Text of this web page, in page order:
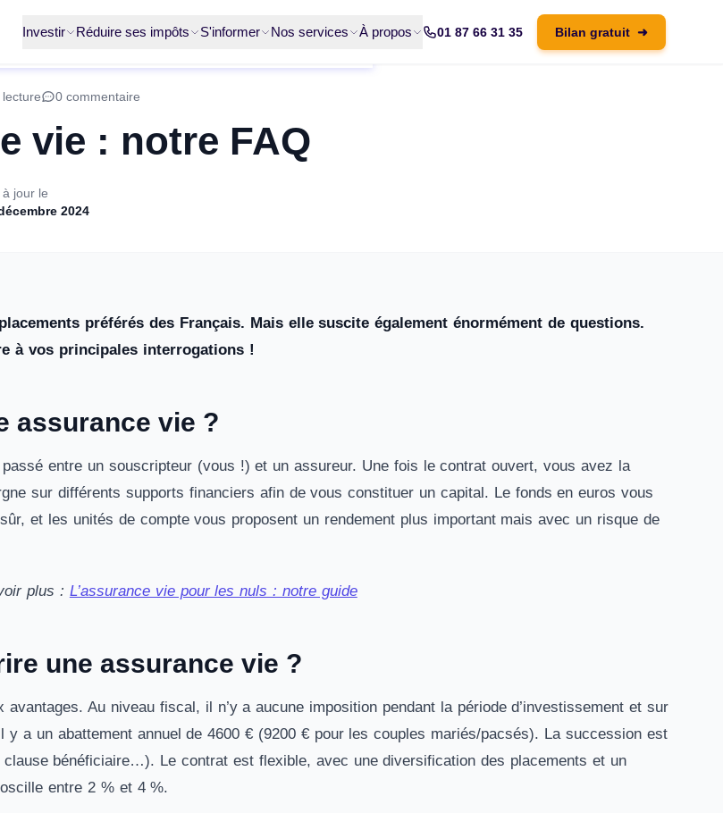
Investir Réduire ses impôts S'informer Nos services À propos 01 87 66 31 35 Bilan gratuit ➜
0 commentaire
vie : notre FAQ
à jour le
2024
préférés des Français. Mais elle suscite également énormément de questions.
à vos principales interrogations !
assurance vie ?
passé entre un souscripteur (vous !) et un assureur. Une fois le contrat ouvert, vous avez la
sur différents supports financiers afin de vous constituer un capital. Le fonds en euros vous
et les unités de compte vous proposent un rendement plus important mais avec un risque de
plus : L’assurance vie pour les nuls : notre guide
une assurance vie ?
avantages. Au niveau fiscal, il n’y a aucune imposition pendant la période d’investissement et sur
y a un abattement annuel de 4600 € (9200 € pour les couples mariés/pacsés). La succession est
clause bénéficiaire…). Le contrat est flexible, avec une diversification des placements et un
entre 2 % et 4 %.